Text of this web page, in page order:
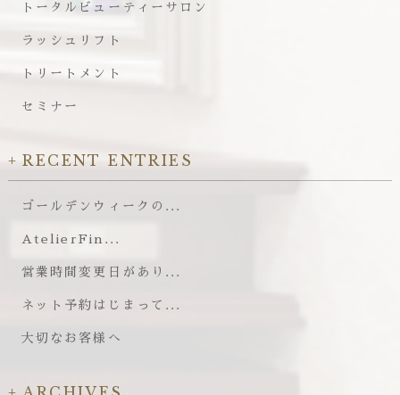
トータルビューティーサロン
ラッシュリフト
トリートメント
セミナー
RECENT ENTRIES
ゴールデンウィークの...
AtelierFin...
営業時間変更日があり...
ネット予約はじまって...
大切なお客様へ